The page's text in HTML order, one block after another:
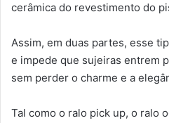
cerâmica do revestimento do
Assim, em duas partes, esse
e impede que sujeiras entrem
sem perder o charme e a
Tal como o ralo pick up, o ralo